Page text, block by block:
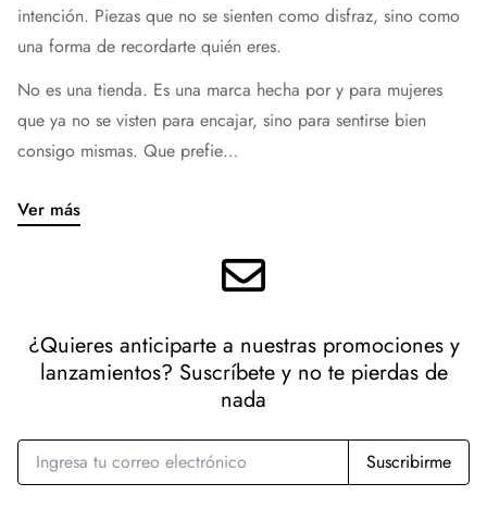
intención. Piezas que no se sienten como disfraz, sino como
una forma de recordarte quién eres.
No es una tienda. Es una marca hecha por y para mujeres
que ya no se visten para encajar, sino para sentirse bien
consigo mismas. Que prefie…
Ver más
¿Quieres anticiparte a nuestras promociones y
lanzamientos? Suscríbete y no te pierdas de
nada
Suscribirme